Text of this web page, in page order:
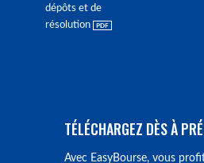
dépôts et de
résolution
TÉLÉCHARGEZ DÈS À
Avec EasyBourse, vous